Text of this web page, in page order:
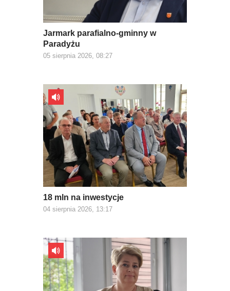
Jarmark parafialno-gminny w
Paradyżu
05 sierpnia 2026, 08:27
18 mln na inwestycje
04 sierpnia 2026, 13:17